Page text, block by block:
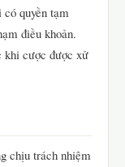
quyền tạm
điều khoản.
khi cược được xử
chịu trách nhiệm